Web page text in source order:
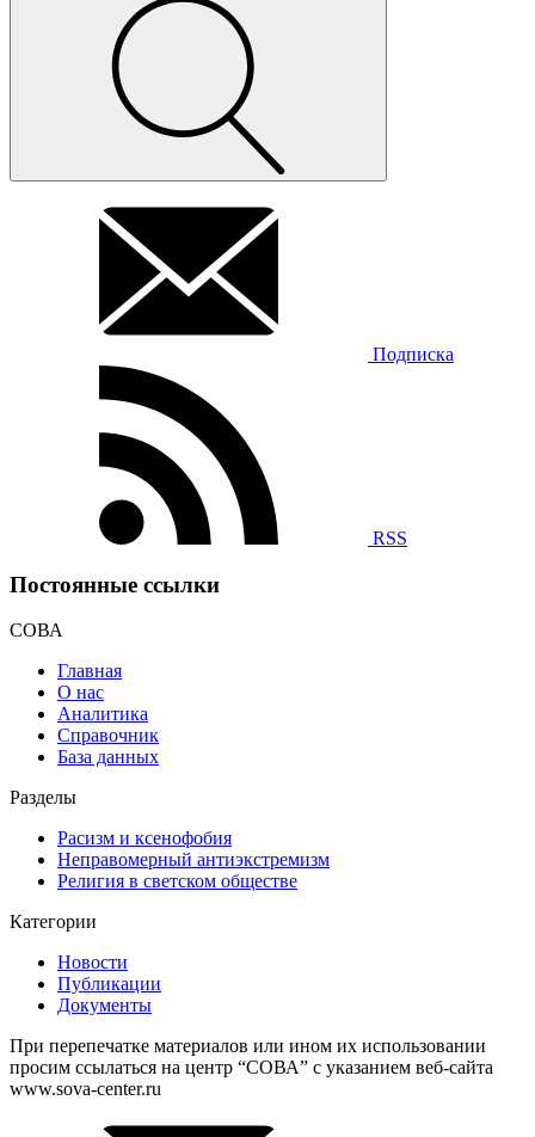
Подписка
RSS
Постоянные ссылки
СОВА
Главная
О нас
Аналитика
Справочник
База данных
Разделы
Расизм и ксенофобия
Неправомерный антиэкстремизм
Религия в светском обществе
Категории
Новости
Публикации
Документы
При перепечатке материалов или ином их использовании
просим ссылаться на центр “СОВА” с указанием веб-сайта
www.sova-center.ru